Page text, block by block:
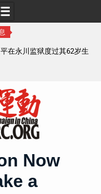
在永川监狱度过其62岁生
Now
a